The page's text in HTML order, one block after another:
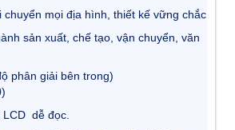
chuyển mọi địa hình, thiết kế vững chắc
sản xuất, chế tạo, vận chuyển, văn
phân giải bên trong)
dễ đọc.